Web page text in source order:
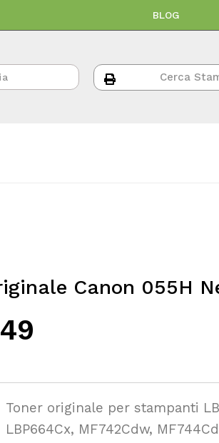
BLOG
Canon 055H
Toner originale per stampanti
LBP664Cx, MF742Cdw,